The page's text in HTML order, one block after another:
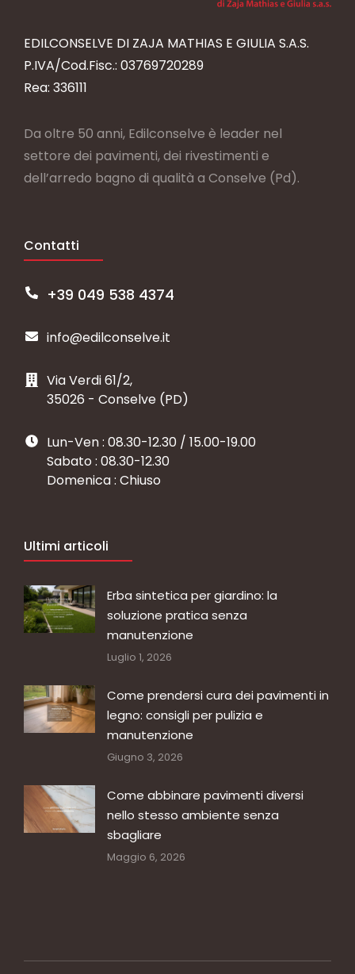
EDILCONSELVE DI ZAJA MATHIAS E GIULIA S.A.S.
P.IVA/Cod.Fisc.: 03769720289
Rea: 336111
Da oltre 50 anni, Edilconselve è leader nel
settore dei pavimenti, dei rivestimenti e
dell’arredo bagno di qualità a Conselve (Pd).
Contatti
+39 049 538 4374
info@edilconselve.it
Via Verdi 61/2,
35026 - Conselve (PD)
Lun-Ven : 08.30-12.30 / 15.00-19.00
Sabato : 08.30-12.30
Domenica : Chiuso
Ultimi articoli
Erba sintetica per giardino: la
soluzione pratica senza
manutenzione
Luglio 1, 2026
Come prendersi cura dei pavimenti in
legno: consigli per pulizia e
manutenzione
Giugno 3, 2026
Come abbinare pavimenti diversi
nello stesso ambiente senza
sbagliare
Maggio 6, 2026